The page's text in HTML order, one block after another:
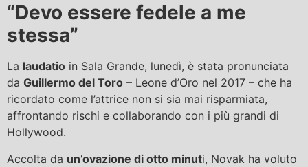
“Devo essere fedele a me
stessa”
La laudatio in Sala Grande, lunedì, è stata pronunciata
da Guillermo del Toro – Leone d’Oro nel 2017 – che ha
ricordato come l’attrice non si sia mai risparmiata,
affrontando rischi e collaborando con i più grandi di
Hollywood.
Accolta da un’ovazione di otto minuti, Novak ha voluto